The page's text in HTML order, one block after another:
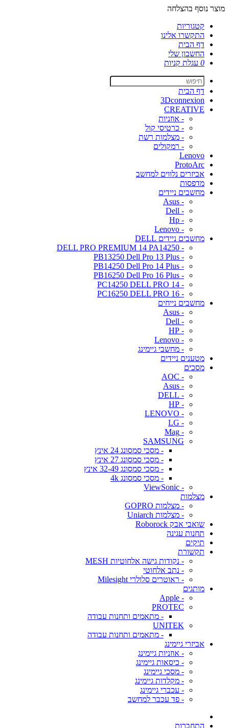
מוצר נוסף בהצלחה
קטגוריות
התקשרו אלינו
דף הבית
החשבון שלי
0 עגלת קניות
דף הבית
3Dconnexion
CREATIVE
- אוזניות
- כרטיסי קול
- מצלמות רשת
- רמקולים
Lenovo
ProtoArc
אביזרים נלווים למחשב
מדפסות
מחשבים ניידים
- Asus
- Dell
- Hp
- Lenovo
מחשבים ניידים DELL
- DELL PRO PREMIUM 14 PA14250
- PB13250 Dell Pro 13 Plus
- PB14250 Dell Pro 14 Plus
- PB16250 Dell Pro 16 Plus
- PC14250 DELL PRO 14
- PC16250 DELL PRO 16
מחשבים נייחים
- Asus
- Dell
- HP
- Lenovo
- מחשבי גיימינג
מטענים ניידים
מסכים
- AOC
- Asus
- DELL
- HP
- LENOVO
- LG
- Mag
SAMSUNG
- מסכי סמסונג 24 אינץ
- מסכי סמסונג 27 אינץ
- מסכי סמסונג 32-49 אינץ
- מסכי סמסונג 4k
- ViewSonic
מצלמות
- מצלמות GOPRO
- מצלמות Uniarch
שואבי אבק Roborock
תחנות עגינה
תיקים
תקשורת
- נקודות גישה אלחוטיות MESH
- נתב אלחוטי
- ראוטרים סלולרי Milesight
מותגים
- Apple
PROTEC
- מתאמים ותחנות עבודה
UNITEK
- מתאמים ותחנות עבודה
אביזרי גיימינג
- אוזניות גיימינג
- כיסאות גיימינג
- מסכי גיימינג
- מקלדות גיימינג
- עכברי גיימינג
- פד עכבר למחשב
התחברות